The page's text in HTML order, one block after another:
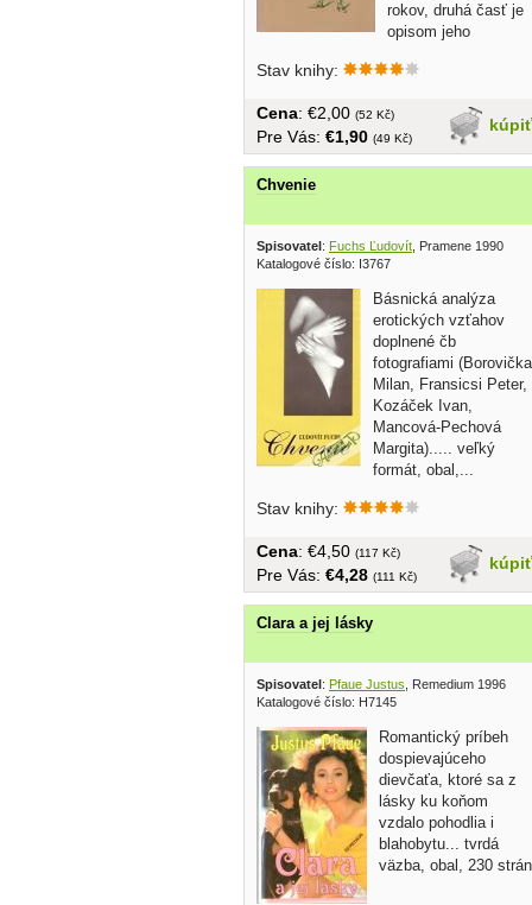
rokov, druhá časť je
opisom jeho
Stav knihy:
kúpiť
Cena: €2,00 (52 Kč)
Pre Vás: €1,90 (49 Kč)
Chvenie
Spisovatel: Fuchs Ľudovít , Pramene 1990
Katalogové číslo: I3767
Básnická analýza
erotických vzťahov
doplnené čb
fotografiami (Borovička
Milan, Fransicsi Peter,
Kozáček Ivan,
Mancová-Pechová
Margita)..... veľký
formát, obal,...
Stav knihy:
kúpiť
Cena: €4,50 (117 Kč)
Pre Vás: €4,28 (111 Kč)
Clara a jej lásky
Spisovatel: Pfaue Justus , Remedium 1996
Katalogové číslo: H7145
Romantický príbeh
dospievajúceho
dievčaťa, ktoré sa z
lásky ku koňom
vzdalo pohodlia i
blahobytu... tvrdá
väzba, obal, 230 strán